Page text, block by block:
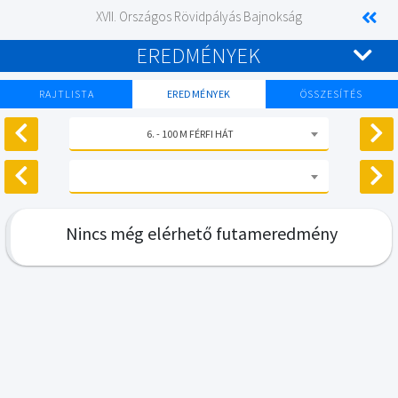
XVII. Országos Rövidpályás Bajnokság
EREDMÉNYEK
RAJTLISTA EREDMÉNYEK ÖSSZESÍTÉS
6. - 100 M FÉRFI HÁT
Nincs még elérhető futameredmény